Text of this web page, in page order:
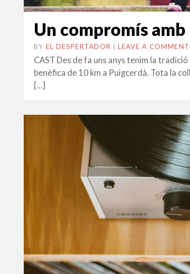
Un compromís
BY EL DESPERTADOR ON
17
SETEMBRE
2018
•(LEAVE A COMMENT
CAST Des de fa uns anys tenim la
benèfica de 10 km a Puigcerdà. Tota la
[…]